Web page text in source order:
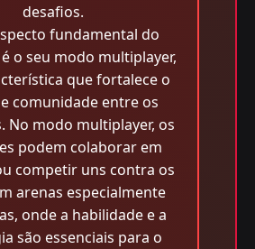
desafios.
fundamental do
o seu modo multiplayer,
que fortalece o
comunidade entre os
No modo multiplayer, os
podem colaborar em
competir uns contra os
arenas especialmente
onde a habilidade e a
são essenciais para o